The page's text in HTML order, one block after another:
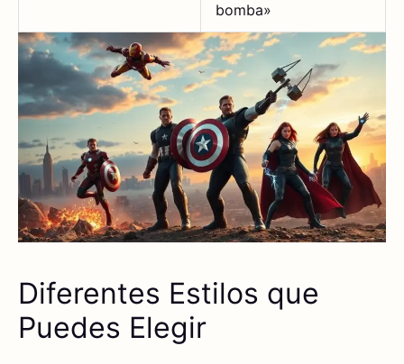
bomba»
Diferentes Estilos que
Puedes Elegir